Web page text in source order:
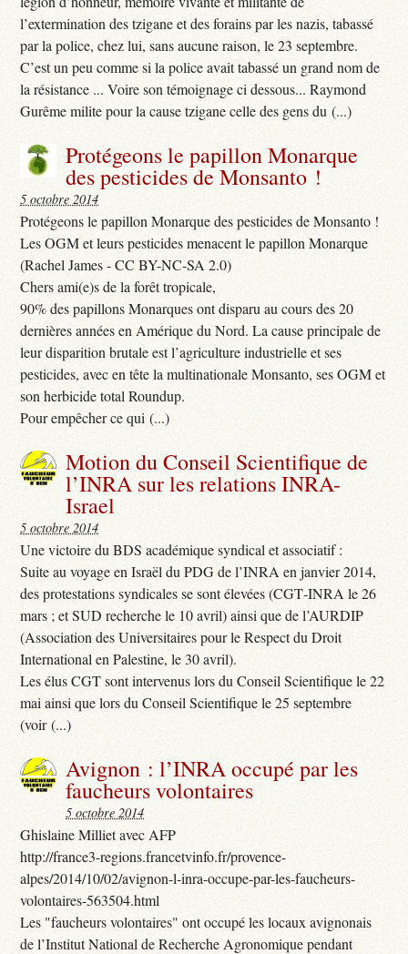
l’extermination des tzigane et des forains par les nazis, tabassé
par la police, chez lui, sans aucune raison, le 23 septembre.
C’est un peu comme si la police avait tabassé un grand nom de
la résistance ... Voire son témoignage ci dessous... Raymond
Gurême milite pour la cause tzigane celle des gens du (...)
Protégeons le papillon Monarque
des pesticides de Monsanto !
5 octobre 2014
Protégeons le papillon Monarque des pesticides de Monsanto !
Les OGM et leurs pesticides menacent le papillon Monarque
(Rachel James - CC BY-NC-SA 2.0)
Chers ami(e)s de la forêt tropicale,
90% des papillons Monarques ont disparu au cours des 20
dernières années en Amérique du Nord. La cause principale de
leur disparition brutale est l’agriculture industrielle et ses
pesticides, avec en tête la multinationale Monsanto, ses OGM et
son herbicide total Roundup.
Pour empêcher ce qui (...)
Motion du Conseil Scientifique de
l’INRA sur les relations INRA-
Israel
5 octobre 2014
Une victoire du BDS académique syndical et associatif :
Suite au voyage en Israël du PDG de l’INRA en janvier 2014,
des protestations syndicales se sont élevées (CGT‐INRA le 26
mars ; et SUD recherche le 10 avril) ainsi que de l’AURDIP
(Association des Universitaires pour le Respect du Droit
International en Palestine, le 30 avril).
Les élus CGT sont intervenus lors du Conseil Scientifique le 22
mai ainsi que lors du Conseil Scientifique le 25 septembre
(voir (...)
Avignon : l’INRA occupé par les
faucheurs volontaires
5 octobre 2014
Ghislaine Milliet avec AFP
http://france3-regions.francetvinfo.fr/provence-
alpes/2014/10/02/avignon-l-inra-occupe-par-les-faucheurs-
volontaires-563504.html
Les "faucheurs volontaires" ont occupé les locaux avignonais
de l’Institut National de Recherche Agronomique pendant